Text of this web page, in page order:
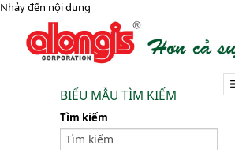
Nhảy đến nội dung
BIỂU MẪU TÌM KIẾM
Tìm kiếm